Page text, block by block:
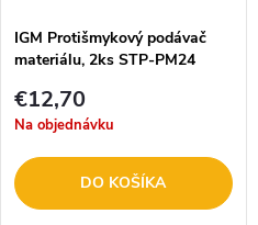
IGM Protišmykový podávač
materiálu, 2ks STP-PM24
€12,70
Na objednávku
DO KOŠÍKA